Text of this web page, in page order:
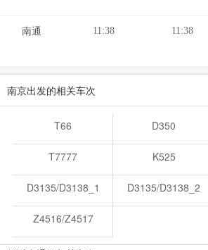
南通 11:38 11:38
南京出发的相关车次
T66 D350
T7777 K525
D3135/D3138_1 D3135/D3138_2
Z4516/Z4517